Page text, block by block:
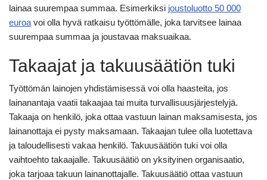
lainaa suurempaa summaa. Esimerkiksi joustoluotto 50 000
euroa voi olla hyvä ratkaisu työttömälle, joka tarvitsee lainaa
suurempaa summaa ja joustavaa maksuaikaa.
Takaajat ja takuusäätiön tuki
Työttömän lainojen yhdistämisessä voi olla haasteita, jos
lainanantaja vaatii takaajaa tai muita turvallisuusjärjestelyjä.
Takaaja on henkilö, joka ottaa vastuun lainan maksamisesta, jos
lainanottaja ei pysty maksamaan. Takaajan tulee olla luotettava
ja taloudellisesti vakaa henkilö. Takuusäätiön tuki voi olla
vaihtoehto takaajalle. Takuusäätiö on yksityinen organisaatio,
joka tarjoaa takuun lainanottajalle. Takuusäätiö ottaa vastuun